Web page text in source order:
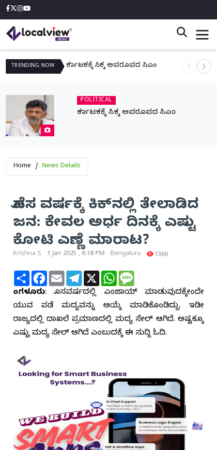
TRENDING NOW ಕರ್ನಾಟಕಕ್ಕೆ ಸಿಕ್ಕ ಅಪರೂಪದ ಸಿಎಂ ನಾಳೆ
POLITICAL
ಕರ್ನಾಟಕಕ್ಕೆ ಸಿಕ್ಕ ಅಪರೂಪದ ಸಿಎಂ
Home News Details
ಹೊಸ ವರ್ಷಕ್ಕೆ ಕಿಕ್‌ನಲ್ಲಿ ತೇಲಾಡಿದ
ಜನ: ಕೇವಲ ಅರ್ಧ ದಿನಕ್ಕೆ ಎಷ್ಟು
ಕೋಟಿ ಎಣ್ಣೆ ಮಾರಾಟ?
Krishna S 1 Jan 2025 , 6:18 PM Bengaluru 1366
ShareFacebook
Email Telegram
X WhatsApp
ಬೆಂಗಳೂರು: ಹೊಸವರ್ಷದಲ್ಲಿ ಎಂಜಾಯ್ ಮಾಡುವುದಕ್ಕೇಂದೇ
ಯುವ ಪಡೆ ಮದ್ಯವನ್ನು ಆಯ್ಕೆ ಮಾಡಿಕೊಂಡಿದ್ದು, ಇಡೀ
ರಾಜ್ಯದಲ್ಲಿ ದಾಖಲೆ ಪ್ರಮಾಣದಲ್ಲಿ ಮದ್ಯ ಸೇಲ್ ಆಗಿದೆ. ಅಷ್ಟಕ್ಕೂ
ಎಷ್ಟು ಮದ್ಯ ಸೇಲ್ ಆಗಿದೆ ಎಂಬುದಕ್ಕೆ ಈ ಸುದ್ದಿ ಓದಿ.